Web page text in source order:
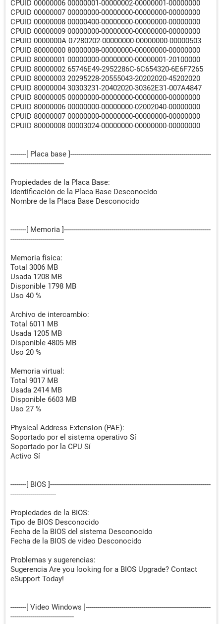
CPUID 00000006 00000001-00000002-00000001-00000000
CPUID 00000007 00000000-00000000-00000000-00000000
CPUID 00000008 00000400-00000000-00000000-00000000
CPUID 00000009 00000000-00000000-00000000-00000000
CPUID 0000000A 07280202-00000000-00000000-00000503
CPUID 80000000 80000008-00000000-00000000-00000000
CPUID 80000001 00000000-00000000-00000001-20100000
CPUID 80000002 65746E49-2952286C-6C654320-6E6F7265
CPUID 80000003 20295228-20555043-20202020-45202020
CPUID 80000004 30303231-20402020-30362E31-007A4847
CPUID 80000005 00000000-00000000-00000000-00000000
CPUID 80000006 00000000-00000000-02002040-00000000
CPUID 80000007 00000000-00000000-00000000-00000000
CPUID 80000008 00003024-00000000-00000000-00000000
--------[ Placa base ]-----------------------------------------------------------------------
---------------------------
Propiedades de la Placa Base:
Identificación de la Placa Base Desconocido
Nombre de la Placa Base Desconocido
--------[ Memoria ]--------------------------------------------------------------------------
---------------------------
Memoria física:
Total 3006 MB
Usada 1208 MB
Disponible 1798 MB
Uso 40 %
Archivo de intercambio:
Total 6011 MB
Usada 1205 MB
Disponible 4805 MB
Uso 20 %
Memoria virtual:
Total 9017 MB
Usada 2414 MB
Disponible 6603 MB
Uso 27 %
Physical Address Extension (PAE):
Soportado por el sistema operativo Sí
Soportado por la CPU Sí
Activo Sí
--------[ BIOS ]---------------------------------------------------------------------------------
-----------------------
Propiedades de la BIOS:
Tipo de BIOS Desconocido
Fecha de la BIOS del sistema Desconocido
Fecha de la BIOS de video Desconocido
Problemas y sugerencias:
Sugerencia Are you looking for a BIOS Upgrade? Contact
eSupport Today!
--------[ Video Windows ]---------------------------------------------------------------
--------------------------------